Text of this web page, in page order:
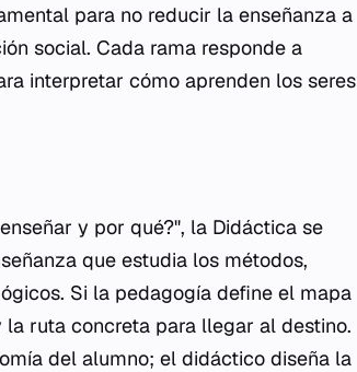
para no reducir la enseñanza a
social. Cada rama responde a
interpretar cómo aprenden los seres
y por qué?", la Didáctica se
que estudia los métodos,
Si la pedagogía define el mapa
ruta concreta para llegar al destino.
del alumno; el didáctico diseña la